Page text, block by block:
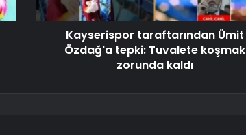
Kayserispor taraftarından Ümit
Özdağ'a tepki: Tuvalete koşmak
zorunda kaldı